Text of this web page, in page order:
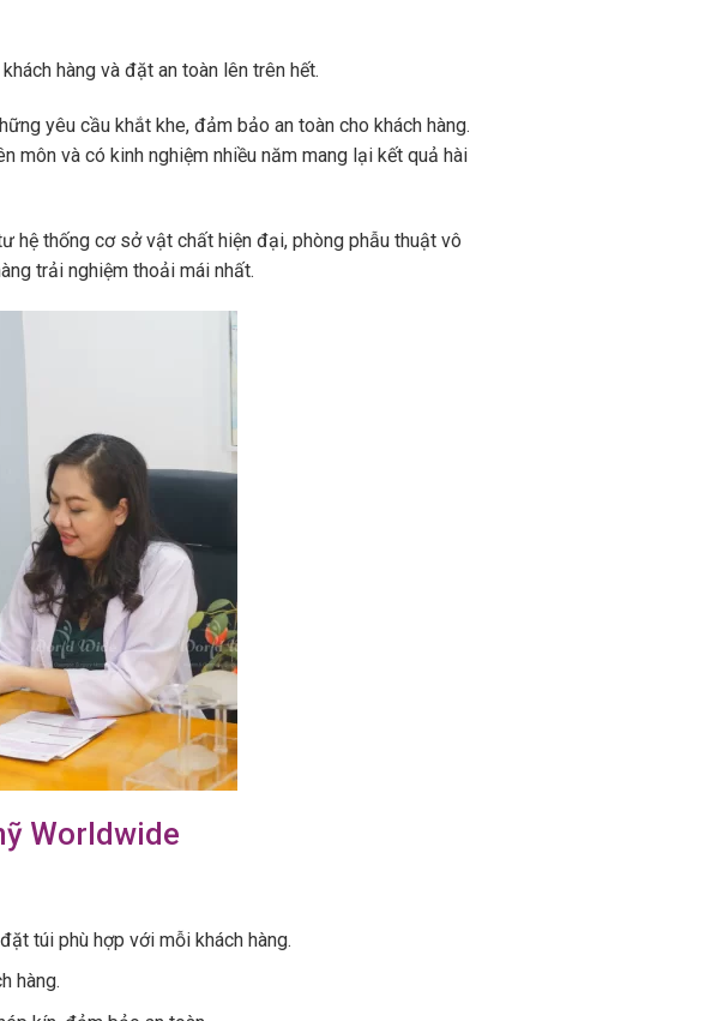
hàng và đặt an toàn lên trên hết.
yêu cầu khắt khe, đảm bảo an toàn cho khách hàng.
và có kinh nghiệm nhiều năm mang lại kết quả hài
hệ thống cơ sở vật chất hiện đại, phòng phẫu thuật vô
trải nghiệm thoải mái nhất.
Worldwide
túi phù hợp với mỗi khách hàng.
hàng.